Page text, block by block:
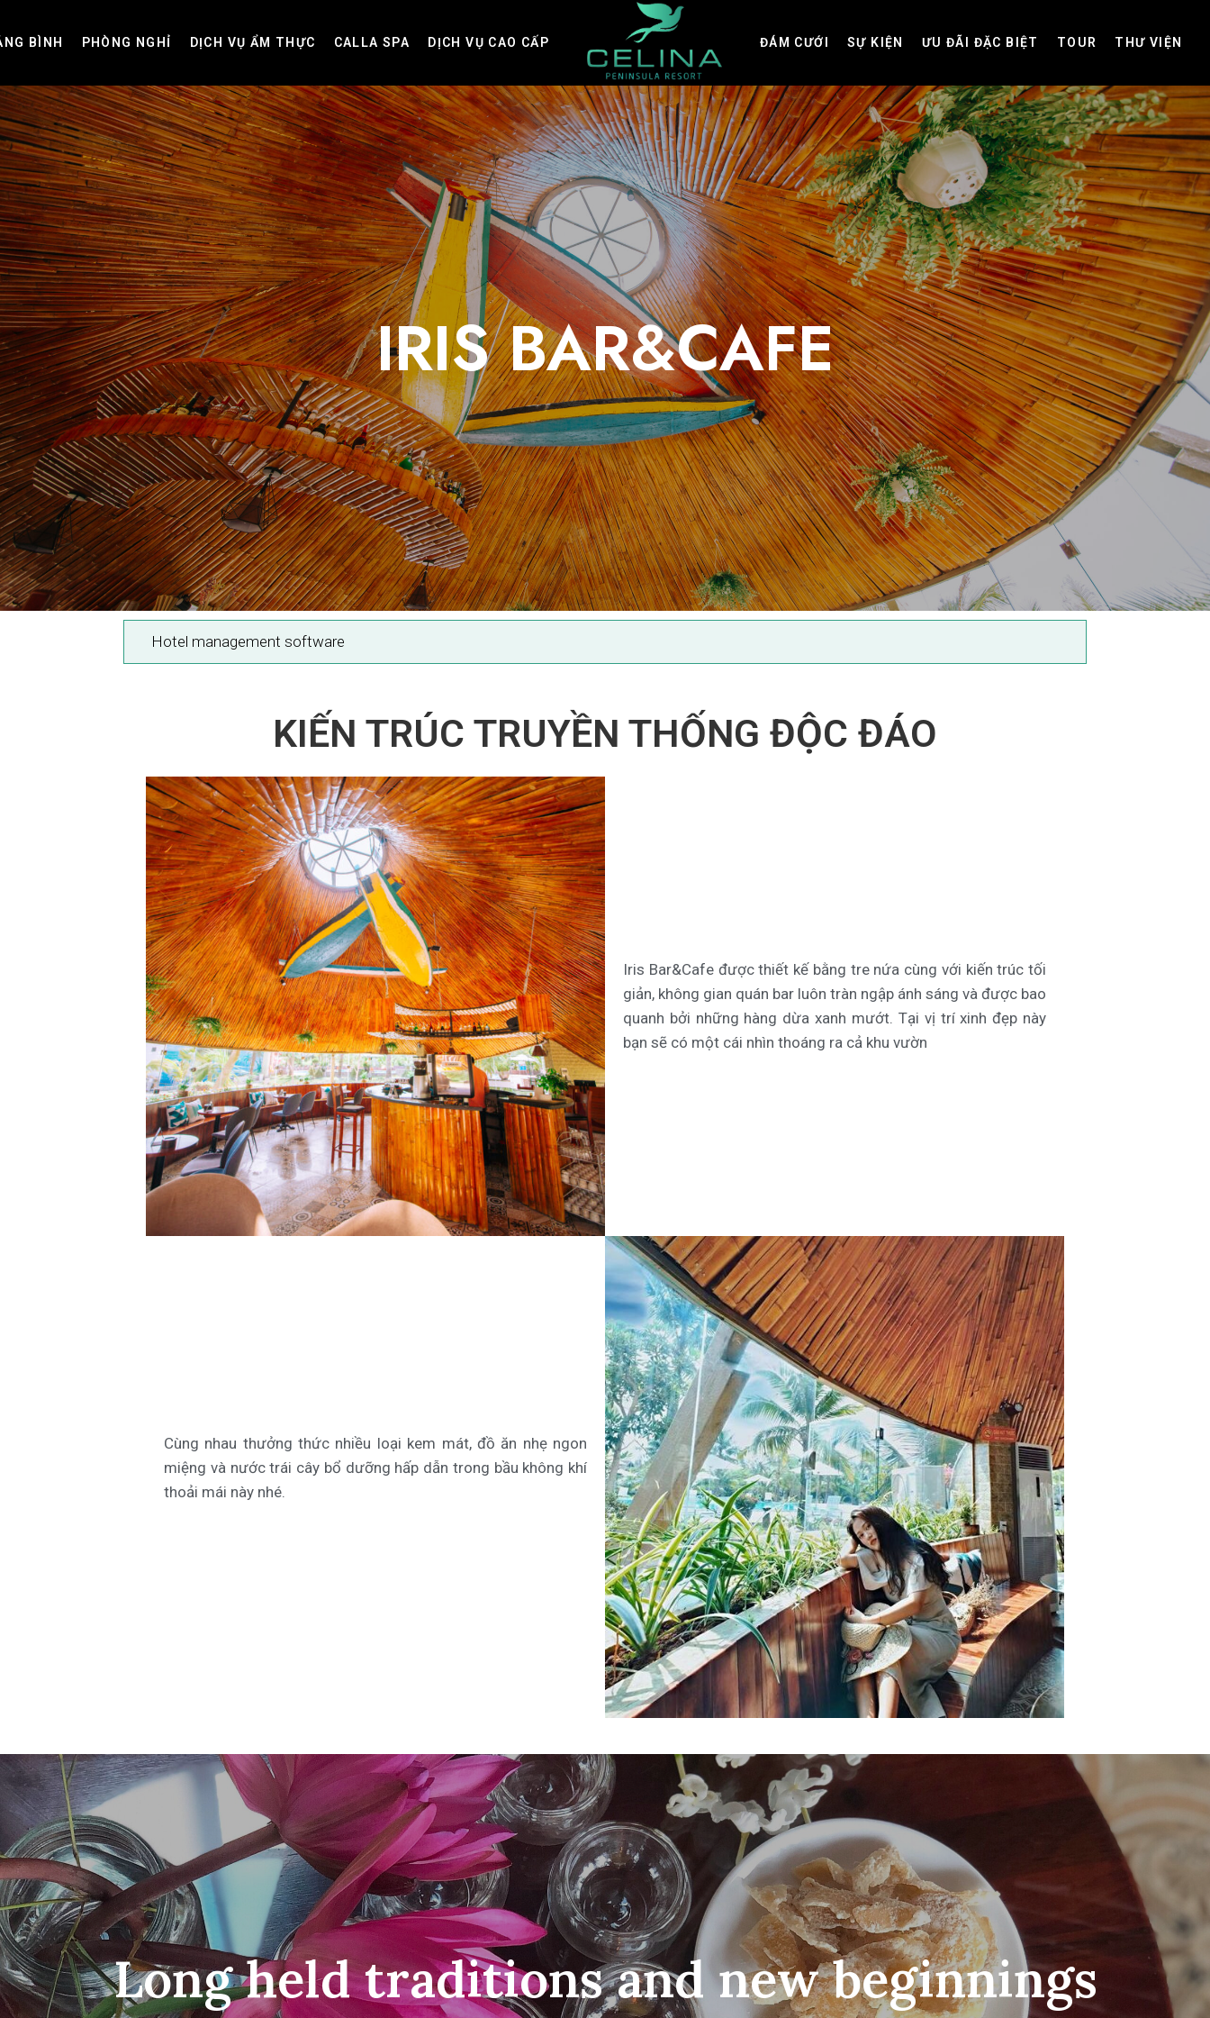
BÌNH PHÒNG NGHỈ
PHÒNG
SUITES
BUNGALOW
DỊCH VỤ ẨM THỰC CALLA SPA DỊCH VỤ CAO CẤP ĐÁM CƯỚI SỰ KIỆN ƯU ĐÃI ĐẶC BIỆT TOUR THƯ VIỆN
IRIS BAR&CAFE
Hotel management software
KIẾN TRÚC TRUYỀN THỐNG ĐỘC ĐÁO
Iris Bar&Cafe được thiết kế bằng tre nứa cùng với kiến trúc tối
giản, không gian quán bar luôn tràn ngập ánh sáng và được bao
quanh bởi những hàng dừa xanh mướt. Tại vị trí xinh đẹp này
bạn sẽ có một cái nhìn thoáng ra cả khu vườn
Cùng nhau thưởng thức nhiều loại kem mát, đồ ăn nhẹ ngon
miệng và nước trái cây bổ dưỡng hấp dẫn trong bầu không khí
thoải mái này nhé.
Long held traditions and new beginnings